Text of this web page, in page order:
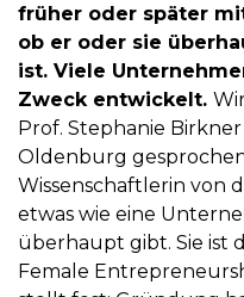
früher oder später
ob er oder sie
ist. Viele
Zweck entwickelt.
Prof. Stephanie
Oldenburg
Wissenschaftlerin von
etwas wie eine
überhaupt gibt. Sie ist
Female